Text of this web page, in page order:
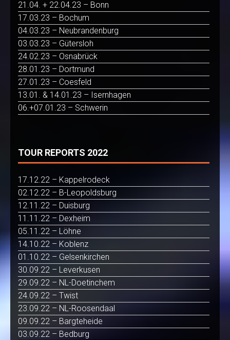
21.04. + 22.04.23 – Bonn
17.03.23 – Bochum
04.03.23 – Neubrandenburg
03.03.23 – Gütersloh
24.02.23 – Osnabrück
28.01.23 – Dortmund
27.01.23 – Coesfeld
13.01. & 14.01.23 – Isernhagen
06.+07.01.23 – Schwerin
TOUR REPORTS 2022
17.12.22 – Kappelrodeck
02.12.22 – B-Leopoldsburg
12.11.22 – Duisburg
11.11.22 – Dexheim
05.11.22 – Löhne
14.10.22 – Koblenz
01.10.22 – Gelsenkirchen
30.09.22 – Leverkusen
29.09.22 – NL-Doetinchem
24.09.22 – Twist
23.09.22 – NL-Roosendaal
09.09.22 – Bargteheide
03.09.22 – Bedburg